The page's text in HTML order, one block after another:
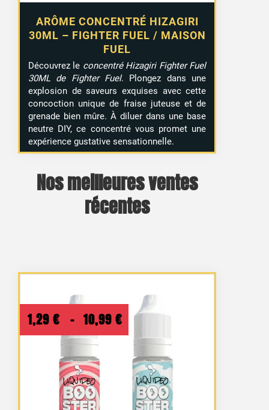
ARÔME CONCENTRÉ HIZAGIRI
30ML – FIGHTER FUEL / MAISON
FUEL
Découvrez le concentré Hizagiri Fighter Fuel
30ML de Fighter Fuel. Plongez dans une
explosion de saveurs exquises avec cette
concoction unique de fraise juteuse et de
grenade bien mûre. À diluer dans une base
neutre DIY, ce concentré vous promet une
expérience gustative sensationnelle.
Nos meilleures ventes
récentes
1,29 € – 10,99 €
Plage
de
prix :
1,29 €